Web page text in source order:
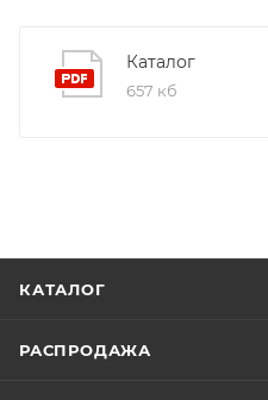
Каталог
657 кб
КАТАЛОГ
РАСПРОДАЖА